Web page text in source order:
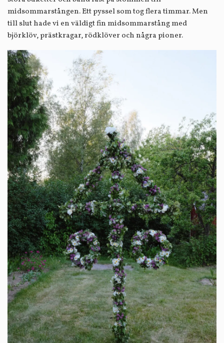
midsommarstången. Ett pyssel som tog flera timmar. Men
till slut hade vi en väldigt fin midsommarstång med
björklöv, prästkragar, rödklöver och några pioner.